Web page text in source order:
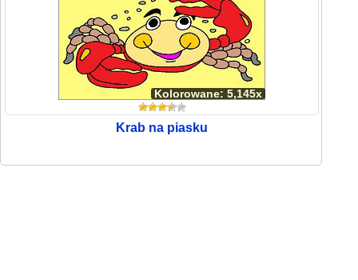
Kolorowane: 5,145x
Krab na piasku